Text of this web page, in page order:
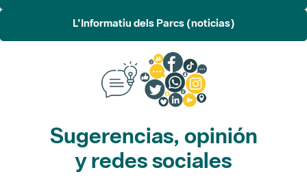
L'Informatiu dels Parcs (noticias)
Sugerencias, opinión
y redes sociales